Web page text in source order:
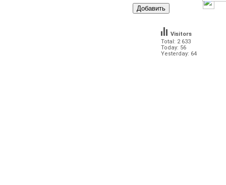
Total: 2 633
Today: 56
Yesterday: 64
Visitors